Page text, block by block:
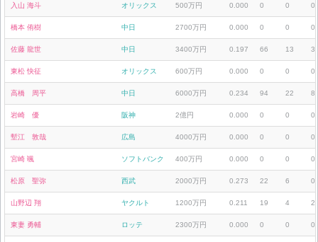
入山 海斗 オリックス 500万円 0.000 0 0 0
橋本 侑樹 中日 2700万円 0.000 0 0 0
佐藤 龍世 中日 3400万円 0.197 66 13 3
東松 快征 オリックス 600万円 0.000 0 0 0
高橋 周平 中日 6000万円 0.234 94 22 8
岩崎 優 阪神 2億円 0.000 0 0 0
塹江 敦哉 広島 4000万円 0.000 0 0 0
宮崎 颯 ソフトバンク 400万円 0.000 0 0 0
松原 聖弥 西武 2000万円 0.273 22 6 0
山野辺 翔 ヤクルト 1200万円 0.211 19 4 2
東妻 勇輔 ロッテ 2300万円 0.000 0 0 0